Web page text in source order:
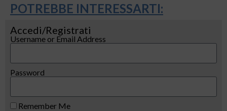
POTREBBE INTERESSARTI:
Accedi/Registrati
Username or Email Address
Password
Remember Me